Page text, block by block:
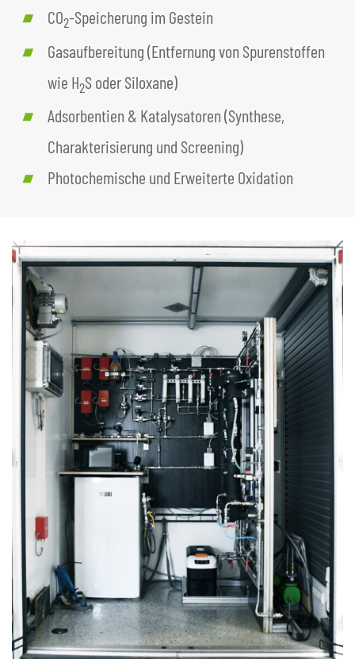
CO2-Speicherung im Gestein
Gasaufbereitung (Entfernung von Spurenstoffen
wie H2S oder Siloxane)
Adsorbentien & Katalysatoren (Synthese,
Charakterisierung und Screening)
Photochemische und Erweiterte Oxidation